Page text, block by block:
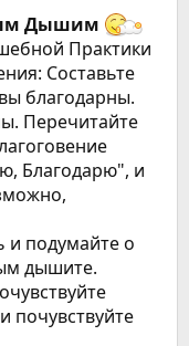
Дышим
Практики
Составьте
благодарны.
Перечитайте
Благодарю", и
и подумайте о
дышите.
почувствуйте